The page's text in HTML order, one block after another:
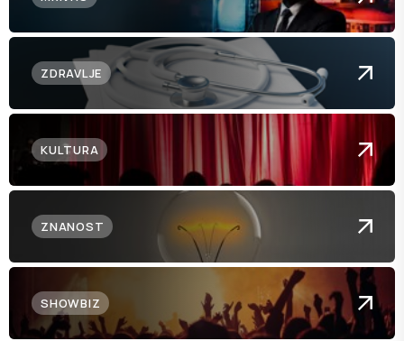
ZDRAVLJE
KULTURA
ZNANOST
SHOWBIZ